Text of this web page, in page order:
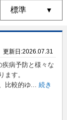
更新日:2026.07.31
疾病予防と様々な
ます。
比較的ゆ... 続き